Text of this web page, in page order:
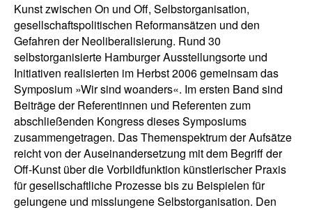
Kunst zwischen On und Off, Selbstorganisation,
gesellschaftspolitischen Reformansätzen und den
Gefahren der Neoliberalisierung. Rund 30
selbstorganisierte Hamburger Ausstellungsorte und
Initiativen realisierten im Herbst 2006 gemeinsam das
Symposium »Wir sind woanders«. Im ersten Band sind
Beiträge der Referentinnen und Referenten zum
abschließenden Kongress dieses Symposiums
zusammengetragen. Das Themenspektrum der Aufsätze
reicht von der Auseinandersetzung mit dem Begriff der
Off-Kunst über die Vorbildfunktion künstlerischer Praxis
für gesellschaftliche Prozesse bis zu Beispielen für
gelungene und misslungene Selbstorganisation. Den